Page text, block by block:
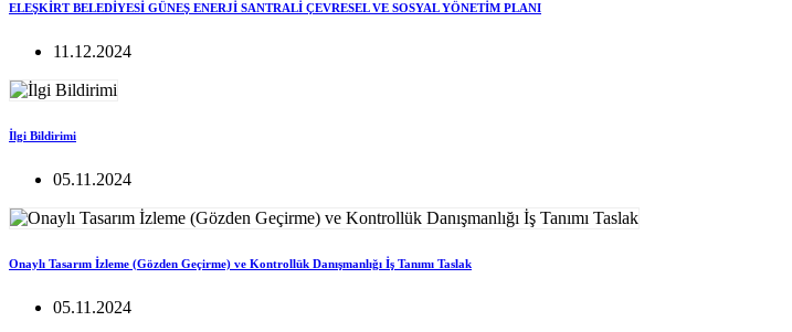
ELEŞKİRT BELEDİYESİ GÜNEŞ ENERJİ SANTRALİ ÇEVRESEL VE SOSYAL YÖNETİM PLANI
11.12.2024
İlgi Bildirimi
05.11.2024
Onaylı Tasarım İzleme (Gözden Geçirme) ve Kontrollük Danışmanlığı İş Tanımı Taslak
05.11.2024